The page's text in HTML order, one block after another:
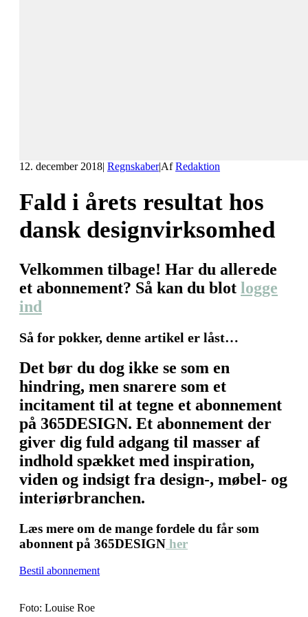
12. december 2018| Regnskaber|AfRedaktion
Fald i årets resultat hos
dansk designvirksomhed
Velkommen tilbage! Har du allerede
et abonnement? Så kan du blot logge
ind
Så for pokker, denne artikel er låst…
Det bør du dog ikke se som en
hindring, men snarere som et
incitament til at tegne et abonnement
på 365DESIGN. Et abonnement der
giver dig fuld adgang til masser af
indhold spækket med inspiration,
viden og indsigt fra design-, møbel- og
interiørbranchen.
Læs mere om de mange fordele du får som
abonnent på 365DESIGN her
Bestil abonnement
Foto: Louise Roe